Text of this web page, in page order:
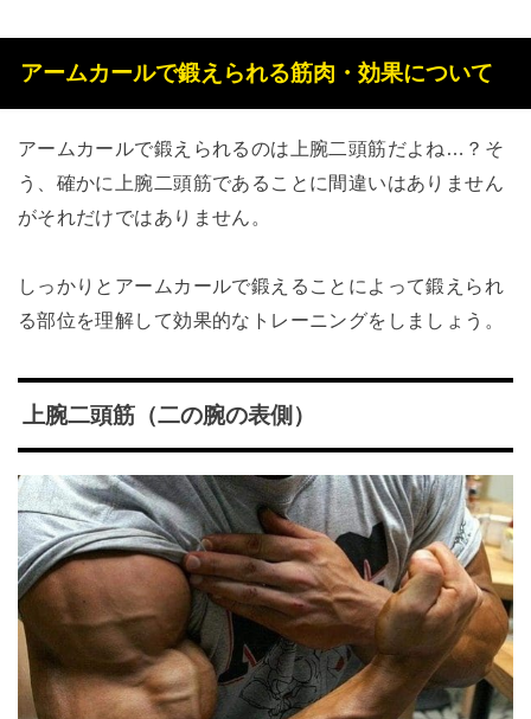
アームカールで鍛えられる筋肉・効果について
アームカールで鍛えられるのは上腕二頭筋だよね…？そ
う、確かに上腕二頭筋であることに間違いはありません
がそれだけではありません。
しっかりとアームカールで鍛えることによって鍛えられ
る部位を理解して効果的なトレーニングをしましょう。
上腕二頭筋（二の腕の表側）